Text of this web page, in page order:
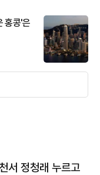
홍콩'은
서 정청래 누르고